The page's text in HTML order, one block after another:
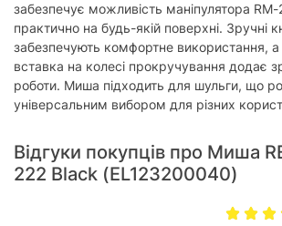
Особливості
Наявність підсвічування: без
Додатково
Довжина кабелю: 1.5 м
Орієнтація:
симетрична
руки)
USB-приймач:
відсутній
кнопка
забезпечує можливість маніпулятора
практично на будь-якій поверхні. Зручні
забезпечують комфортне використання,
вставка на колесі прокручування додає
роботи. Миша підходить для шульги, що
універсальним вибором для різних
Відгуки покупців про Миша
222 Black (EL123200040)